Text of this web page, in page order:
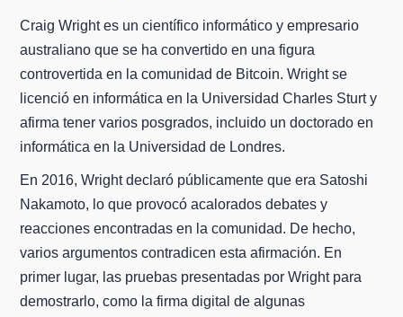
Craig Wright es un científico informático y empresario
australiano que se ha convertido en una figura
controvertida en la comunidad de Bitcoin. Wright se
licenció en informática en la Universidad Charles Sturt y
afirma tener varios posgrados, incluido un doctorado en
informática en la Universidad de Londres.
En 2016, Wright declaró públicamente que era Satoshi
Nakamoto, lo que provocó acalorados debates y
reacciones encontradas en la comunidad. De hecho,
varios argumentos contradicen esta afirmación. En
primer lugar, las pruebas presentadas por Wright para
demostrarlo, como la firma digital de algunas